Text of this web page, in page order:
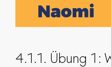
4.1.1. Übung 1: